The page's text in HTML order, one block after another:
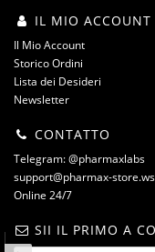
IL MIO ACCOUNT
Il Mio Account
Storico Ordini
Lista dei Desideri
Newsletter
CONTATTO
Telegram: @pharmaxlabs
support@pharmax-store.ws
Online 24/7
SII IL PRIMO A